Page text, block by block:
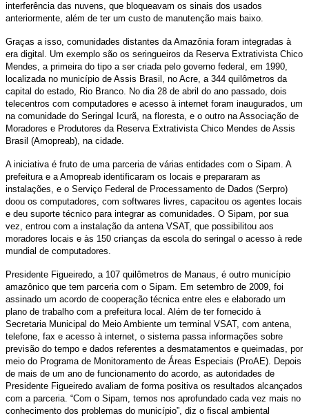
interferência das nuvens, que bloqueavam os sinais dos usados
anteriormente, além de ter um custo de manutenção mais baixo.
Graças a isso, comunidades distantes da Amazônia foram integradas à
era digital. Um exemplo são os seringueiros da Reserva Extrativista Chico
Mendes, a primeira do tipo a ser criada pelo governo federal, em 1990,
localizada no município de Assis Brasil, no Acre, a 344 quilômetros da
capital do estado, Rio Branco. No dia 28 de abril do ano passado, dois
telecentros com computadores e acesso à internet foram inaugurados, um
na comunidade do Seringal Icurã, na floresta, e o outro na Associação de
Moradores e Produtores da Reserva Extrativista Chico Mendes de Assis
Brasil (Amopreab), na cidade.
A iniciativa é fruto de uma parceria de várias entidades com o Sipam. A
prefeitura e a Amopreab identificaram os locais e prepararam as
instalações, e o Serviço Federal de Processamento de Dados (Serpro)
doou os computadores, com softwares livres, capacitou os agentes locais
e deu suporte técnico para integrar as comunidades. O Sipam, por sua
vez, entrou com a instalação da antena VSAT, que possibilitou aos
moradores locais e às 150 crianças da escola do seringal o acesso à rede
mundial de computadores.
Presidente Figueiredo, a 107 quilômetros de Manaus, é outro município
amazônico que tem parceria com o Sipam. Em setembro de 2009, foi
assinado um acordo de cooperação técnica entre eles e elaborado um
plano de trabalho com a prefeitura local. Além de ter fornecido à
Secretaria Municipal do Meio Ambiente um terminal VSAT, com antena,
telefone, fax e acesso à internet, o sistema passa informações sobre
previsão do tempo e dados referentes a desmatamentos e queimadas, por
meio do Programa de Monitoramento de Áreas Especiais (ProAE). Depois
de mais de um ano de funcionamento do acordo, as autoridades de
Presidente Figueiredo avaliam de forma positiva os resultados alcançados
com a parceria. “Com o Sipam, temos nos aprofundado cada vez mais no
conhecimento dos problemas do município”, diz o fiscal ambiental